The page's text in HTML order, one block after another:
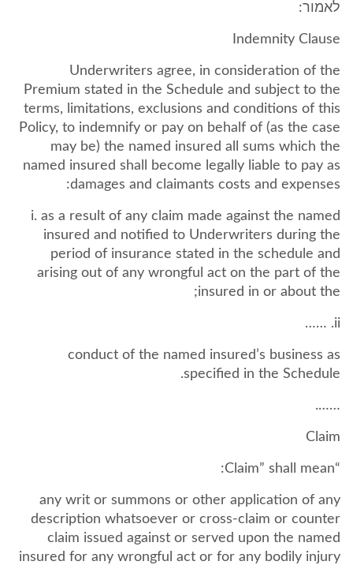
לאמור:
Indemnity Clause
Underwriters agree, in consideration of the
Premium stated in the Schedule and subject to the
terms, limitations, exclusions and conditions of this
Policy, to indemnify or pay on behalf of (as the case
may be) the named insured all sums which the
named insured shall become legally liable to pay as
damages and claimants costs and expenses:
i. as a result of any claim made against the named
insured and notified to Underwriters during the
period of insurance stated in the schedule and
arising out of any wrongful act on the part of the
insured in or about the;
ii. ……
conduct of the named insured’s business as
specified in the Schedule.
…….
Claim
“Claim” shall mean:
any writ or summons or other application of any
description whatsoever or cross-claim or counter
claim issued against or served upon the named
insured for any wrongful act or for any bodily injury